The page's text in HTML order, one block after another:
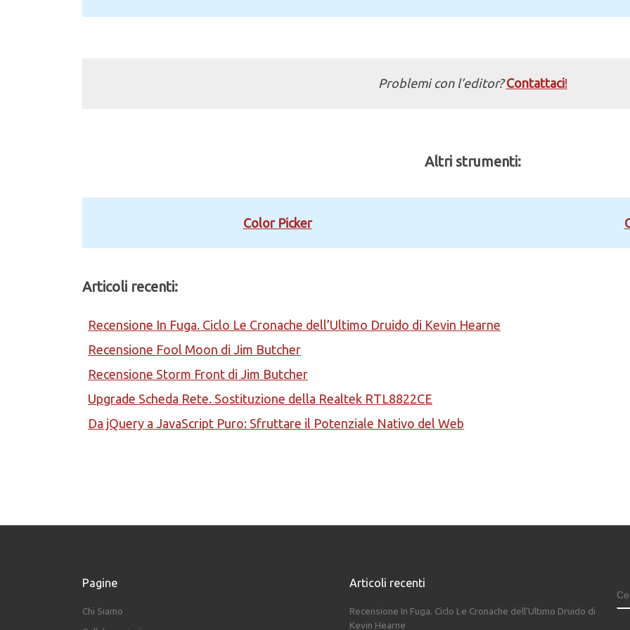
Problemi con l’editor? Contattaci!
Altri strumenti:
Color Picker
Articoli recenti:
Recensione In Fuga. Ciclo Le Cronache dell’Ultimo Druido di Kevin Hearne
Recensione Fool Moon di Jim Butcher
Recensione Storm Front di Jim Butcher
Upgrade Scheda Rete. Sostituzione della Realtek RTL8822CE
Da jQuery a JavaScript Puro: Sfruttare il Potenziale Nativo del Web
Pagine
Chi Siamo
Articoli recenti
Recensione In Fuga. Ciclo Le Cronache dell’Ultimo Druido di
Kevin Hearne